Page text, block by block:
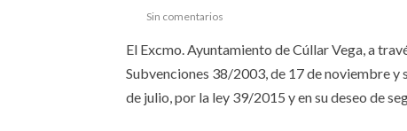
Sin comentarios
El Excmo. Ayuntamiento de Cúllar Vega, a
Subvenciones 38/2003, de 17 de noviembre
de julio, por la ley 39/2015 y en su deseo de